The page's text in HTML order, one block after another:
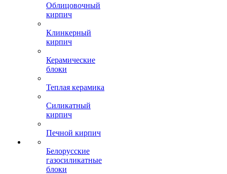
Облицовочный
кирпич
Клинкерный
кирпич
Керамические
блоки
Теплая керамика
Силикатный
кирпич
Печной кирпич
Белорусские
газосиликатные
блоки